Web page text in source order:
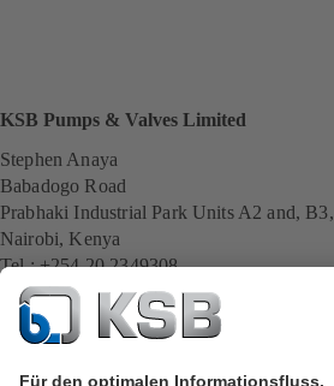
KSB Pumps & Valves Limited
Stephen Anaya
Babadogo Road
Prabhaki Industrial Park Units A2 and, B3,
Nairobi, Kenya
Tel.: +254 20 2349308
Mobil: +254 715 056 497
E-Mail:
Stephen.Anaya@ksb.com